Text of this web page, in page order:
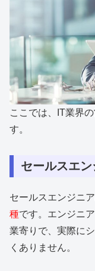
ここでは、IT業界
す。
セールスエ
セールスエンジニア
種です。エンジニ
業寄りで、実際に
くありません。